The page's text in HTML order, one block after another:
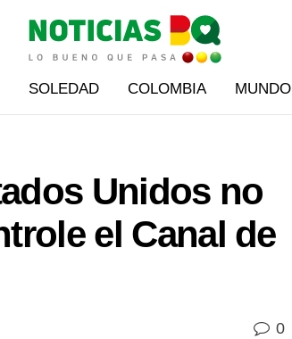
SOLEDAD COLOMBIA MUNDO
Unidos no
el Canal de
0